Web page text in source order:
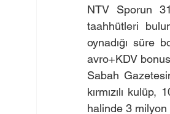
NTV Sporun
taahhütleri
oynadığı süre
avro+KDV
Sabah
kırmızılı
halinde 3 milyon